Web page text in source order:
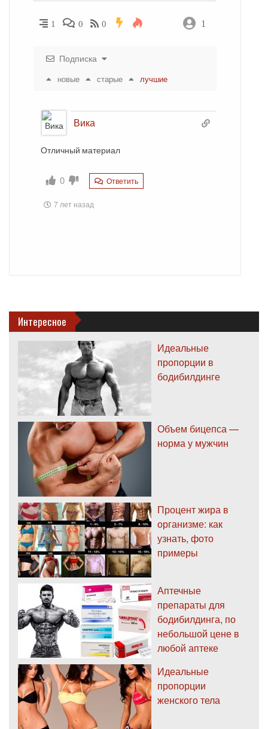
1 0 0 1
Подписка
новые старые лучшие
Вика
Отличный материал
0 Ответить
7 лет назад
Интересное
Идеальные
пропорции в
бодибилдинге
Объем бицепса —
норма у мужчин
Процент жира в
организме: как
узнать, фото
примеры
Аптечные
препараты для
бодибилдинга, по
небольшой цене в
любой аптеке
Идеальные
пропорции
женского тела